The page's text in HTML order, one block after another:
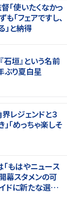
「使いたくなかっ
「フェアですし、
」と納得
石垣』という名前
ぶり夏白星
レジェンドと３
「めっちゃ楽しそ
もはやニュース
幕スタメンの可
ドに新たな選択